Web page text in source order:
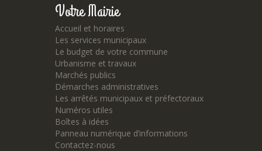
Votre Mairie
Accueil et horaires
Les services municipaux
Le budget de votre commune
Urbanisme et travaux
Marchés publics
Démarches administratives
Les arrêtés municipaux et préfectoraux
Numéros utiles
Boîtes à idées
Panneau numérique d’informations
Contactez-nous